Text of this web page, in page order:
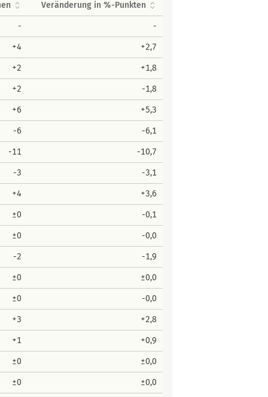
Veränderung in %-Punkten
- -
+4 +2,7
+2 +1,8
+2 -1,8
+6 +5,3
-6 -6,1
-11 -10,7
-3 -3,1
+4 +3,6
±0 -0,1
±0 -0,0
-2 -1,9
±0 ±0,0
±0 -0,0
+3 +2,8
+1 +0,9
±0 ±0,0
±0 ±0,0